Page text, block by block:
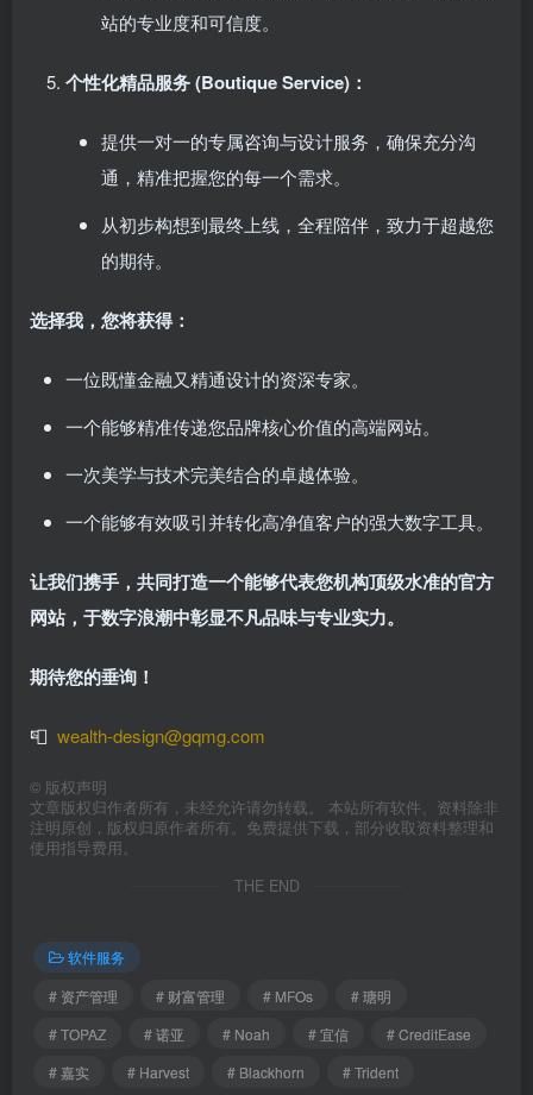
站的专业度和可信度。
个性化精品服务 (Boutique Service)：
提供一对一的专属咨询与设计服务，确保充分沟
通，精准把握您的每一个需求。
从初步构想到最终上线，全程陪伴，致力于超越您
的期待。
选择我，您将获得：
一位既懂金融又精通设计的资深专家。
一个能够精准传递您品牌核心价值的高端网站。
一次美学与技术完美结合的卓越体验。
一个能够有效吸引并转化高净值客户的强大数字工具。
让我们携手，共同打造一个能够代表您机构顶级水准的官方
网站，于数字浪潮中彰显不凡品味与专业实力。
期待您的垂询！
📮 wealth-design@gqmg.com
© 版权声明
文章版权归作者所有，未经允许请勿转载。 本站所有软件、资料除非
注明原创，版权归原作者所有。免费提供下载，部分收取资料整理和
使用指导费用。
THE END
软件服务
# 资产管理
# 财富管理 # MFOs
# 瑭明
# TOPAZ
# 诺亚 # Noah # 宜信
# CreditEase
# 嘉实
# Harvest # Blackhorn # Trident